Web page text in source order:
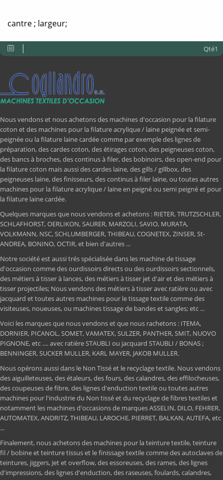
cantre ; largeur;
Qté1
Nous vendons et nous achetons des machines d'occasion pour la filature
coton et des machines pour la filature acrylique / laine peignée et semi-
peignée ou la filature laine cardée comme par exemple des lignes de
préparation, des cardes coton, des étirages coton, des peigneuses coton,
des bancs à broches, des continus à filer, des bobinoirs, des open-end pour
la filature coton mais aussi des cardes laine, des gills / gillbox, des
peigneuses laine, des finisseurs, des continus à filer laine, ou toutes autres
machines pour la filature acrylique / laine en peigné ou semi peigné et pour
la filature laine cardée.
Quelques marques que nous vendons et achetons : RIETER, TRUTZSCHLER,
SCHLAFHORST, OERLIKON, SAURER, MARZOLI, SAVIO, MURATA,
VOLKMANN, NSC, SCHLUMBERGER, THIBEAU, COGNETEX, ZINSER, St-
ANDREA, BONINO, OCTIR, et bien d'autres ...
Notre société est aussi trés spécialisée dans les machine de tissage
d'occasion comme des ourdissoirs directs ou des ourdissoirs sectionnels,
des métiers à tisser à lances, des métiers à tisser jet d'air et des métiers à
tisser projectiles; Nous vendons des métiers à tisser avec ratière ou avec
jacquard et toutes autres machines pour le tissage textile comme des
visiteuses, noueuses, ou machines tissage de bandes et sangles; etc ...
Voici les marques que nous vendons et que nous rachetons : ITEMA,
DORNIER, PICANOL, SOMET, VAMATEX, SULZER, PANTHER, SMIT, NUOVO
PIGNONE, etc .... avec ratière STAUBLI ou jacquard STAUBLI / BONAS ;
BENNINGER, SUCKER MULLER, KARL MAYER, JAKOB MULLER.
Nous opérons aussi dans le Non Tissé et le recyclage textile. Nous vendons
des aiguilleteuses, des étaleurs, des fours, des calandres, des effilocheuses,
des coupeuses de fibre, des lignes d'enduction textile ou toutes autres
machines pour l'industrie du Non tissé et du recyclage de fibres textiles et
notamment les machines d'occasions de marques ASSELIN, DILO, FEHRER,
AUTOMATEX, ANDRITZ, THIBEAU, LAROCHE, PIERRET, BALKAN, AUTEFA, etc
...
Finalement, nous achetons des machines pour la teinture textile, teinture
fil / bobine et teinture tissus et le finissage textile comme des autoclaves de
teintures, jiggers, Jet et overflow, des essoreuses, des rames, des lignes
d'impressions, des lignes d'enduction, des raseuses, foulards, calandres,